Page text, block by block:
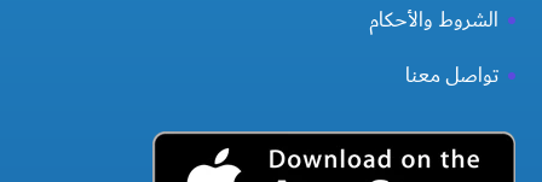
الشروط والأحكام
تواصل معنا